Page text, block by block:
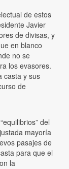
de estos
Javier
de divisas, y
en blanco
no se
los evasores.
casta y sus
de
del
mayoría
pasajes de
para que el
la